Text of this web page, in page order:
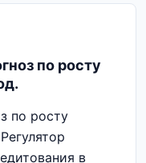
по росту
по росту
в